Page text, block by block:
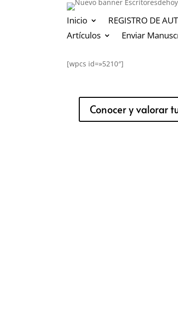
Inicio REGISTRO DE
Artículos
Enviar
[wpcs id=»5210″]
Conocer y valorar